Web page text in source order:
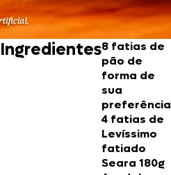
Ingredientes8 fatias de
pão de
forma de
sua
preferência
4 fatias de
Levíssimo
fatiado
Seara 180g